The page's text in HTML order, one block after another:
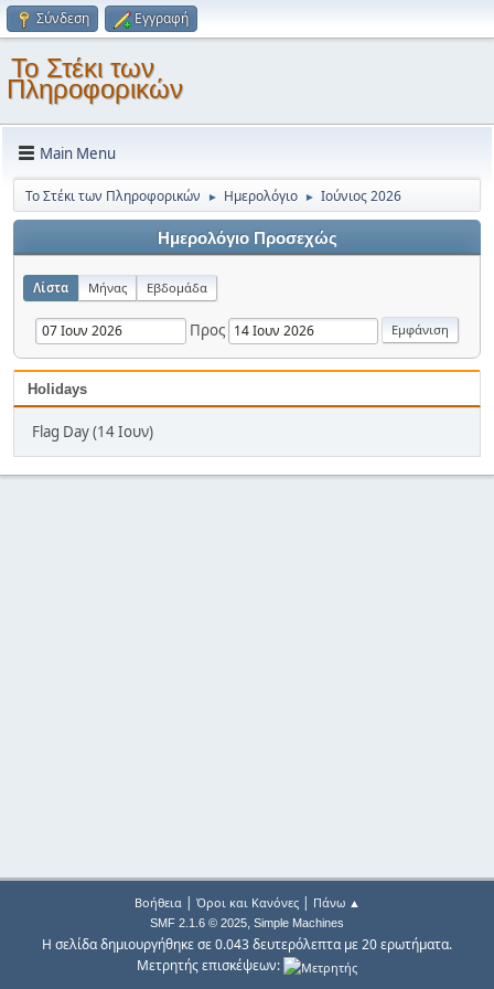
Σύνδεση Εγγραφή
Το Στέκι των
Πληροφορικών
Main Menu
Το Στέκι των Πληροφορικών ► Ημερολόγιο ► Ιούνιος 2026
Ημερολόγιο Προσεχώς
Λίστα Μήνας Εβδομάδα
Προς
Holidays
Flag Day (14 Ιουν)
Βοήθεια| Όροι και Κανόνες| Πάνω ▲
SMF 2.1.6 © 2025, Simple Machines
Η σελίδα δημιουργήθηκε σε 0.043 δευτερόλεπτα με 20 ερωτήματα.
Μετρητής επισκέψεων: